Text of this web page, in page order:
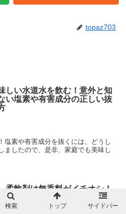
topaz703
しい水道水を飲む！意外と知
い塩素や有害成分の正しい抜
塩素や有害成分を抜くには、どうし
ましたので、是非、家庭でも美味し
柔軟剤は無香料がイチオシ！
の秘密とオススメをご紹介
検索 トップ サイドバー